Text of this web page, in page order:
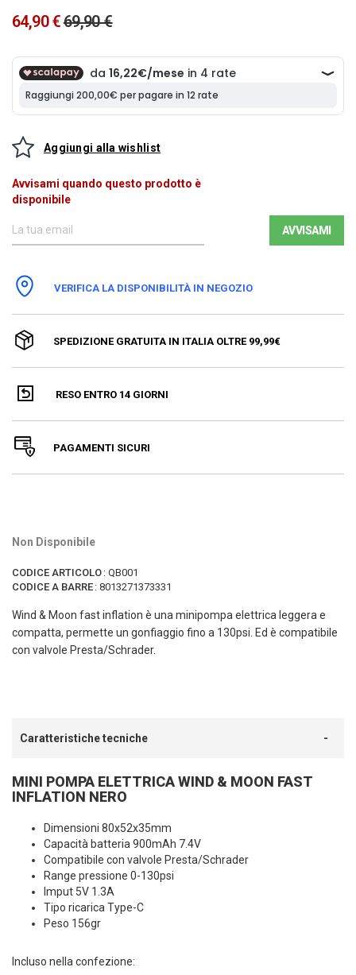
64,90 €69,90 €
Aggiungi alla wishlist
Avvisami quando questo prodotto è
disponibile
AVVISAMI
VERIFICA LA DISPONIBILITÀ IN NEGOZIO
SPEDIZIONE GRATUITA IN ITALIA OLTRE 99,99€
RESO ENTRO 14 GIORNI
PAGAMENTI SICURI
Non Disponibile
CODICE ARTICOLO : QB001
CODICE A BARRE : 8013271373331
Wind & Moon fast inflation è una minipompa elettrica leggera e
compatta, permette un gonfiaggio fino a 130psi. Ed è compatibile
con valvole Presta/Schrader.
Caratteristiche tecniche
MINI POMPA ELETTRICA WIND & MOON FAST
INFLATION NERO
Dimensioni 80x52x35mm
Capacità batteria 900mAh 7.4V
Compatibile con valvole Presta/Schrader
Range pressione 0-130psi
Imput 5V 1.3A
Tipo ricarica Type-C
Peso 156gr
Incluso nella confezione: